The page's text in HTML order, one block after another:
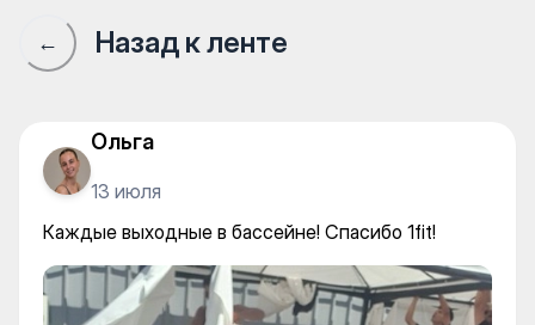
← Назад к ленте
Ольга
13 июля
Каждые выходные в бассейне! Спасибо 1fit!